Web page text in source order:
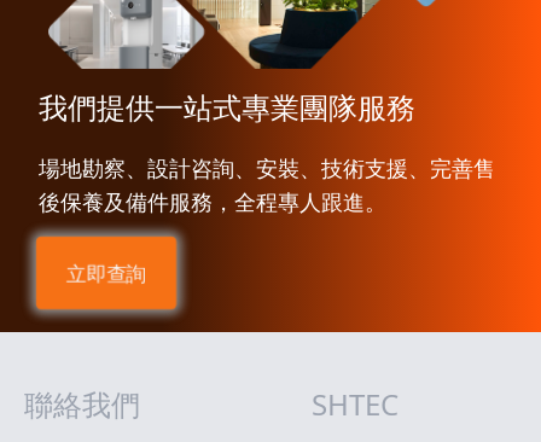
我們提供一站式專業團隊服務
場地勘察、設計咨詢、安裝、技術支援、完善售
後保養及備件服務，全程專人跟進。
立即查詢
聯絡我們 網站指南
SHTEC